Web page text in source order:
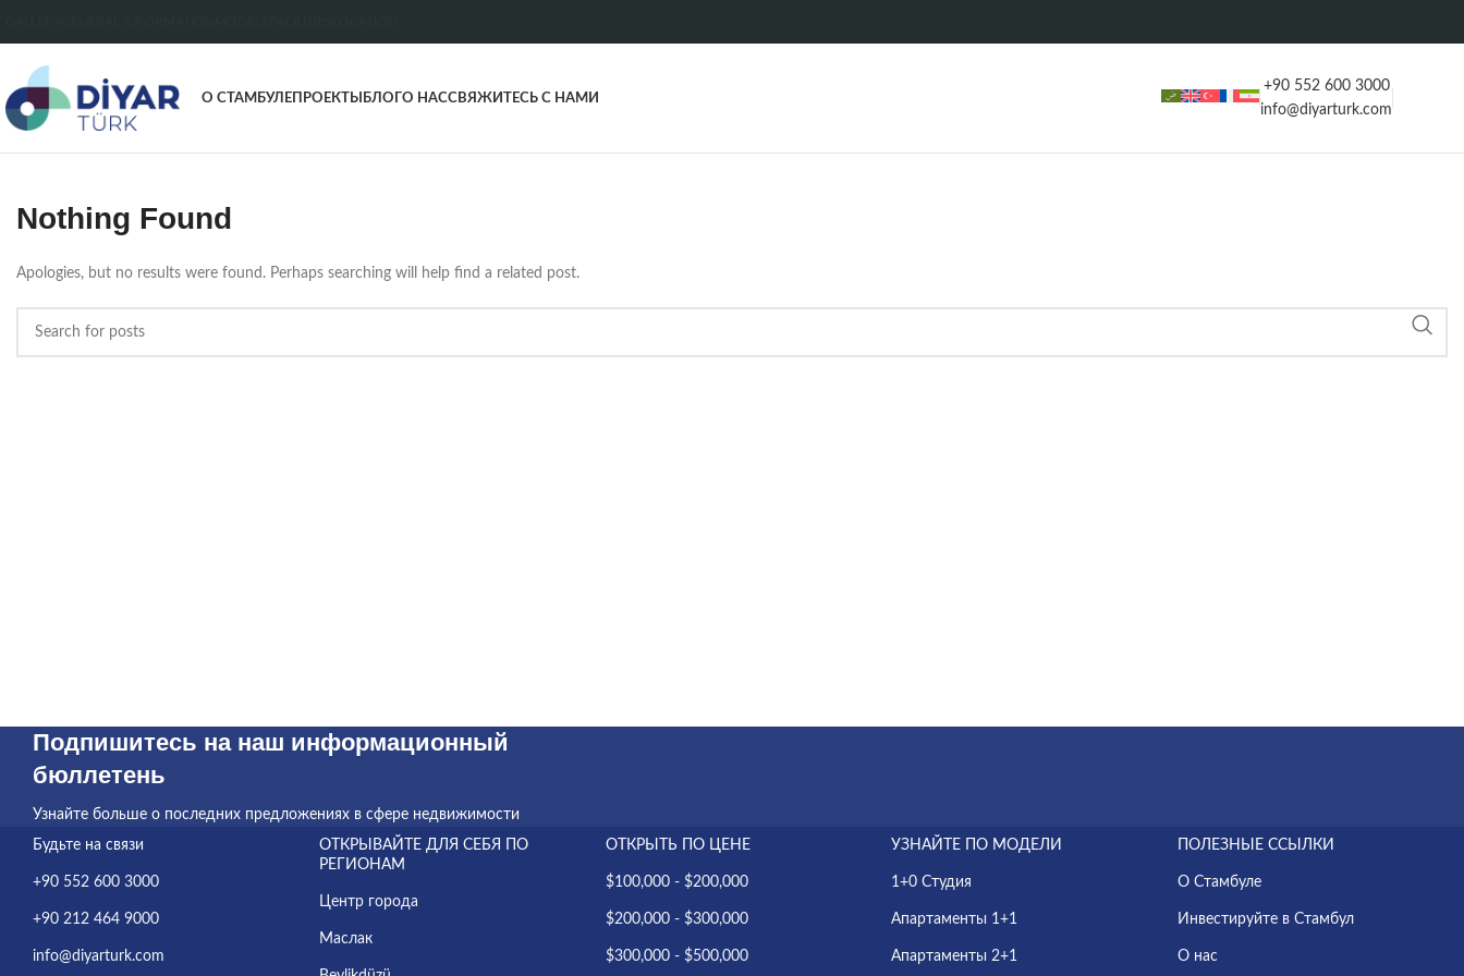
О СТАМБУЛЕ ПРОЕКТЫ БЛОГО НАССВЯЖИТЕСЬ С НАМИ
+90 552 600 3000
info@diyarturk.com
Nothing Found
Apologies, but no results were found. Perhaps searching will help find a related post.
Подпишитесь на наш информационный
бюллетень
Узнайте больше о последних предложениях в сфере недвижимости
Будьте на связи
+90 552 600 3000
+90 212 464 9000
info@diyarturk.com
ОТКРЫВАЙТЕ ДЛЯ СЕБЯ ПО
РЕГИОНАМ
Центр города
Маслак
ОТКРЫТЬ ПО ЦЕНЕ
$100,000 - $200,000
$200,000 - $300,000
$300,000 - $500,000
УЗНАЙТЕ ПО МОДЕЛИ
1+0 Студия
Апартаменты 1+1
Апартаменты 2+1
ПОЛЕЗНЫЕ ССЫЛКИ
О Стамбуле
Инвестируйте в Стамбул
О нас